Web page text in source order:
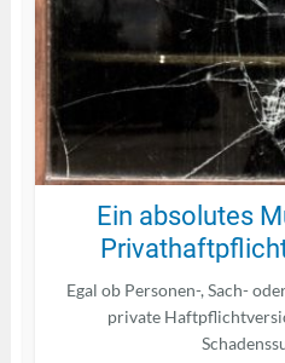
Ein absolutes
Egal ob Personen-, Sach-
private